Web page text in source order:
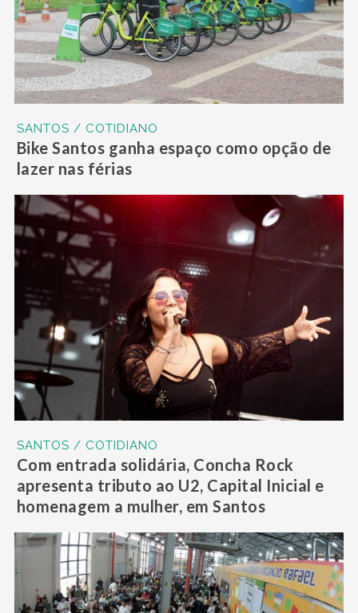
SANTOS / COTIDIANO
Bike Santos ganha espaço como opção de
lazer nas férias
SANTOS / COTIDIANO
Com entrada solidária, Concha Rock
apresenta tributo ao U2, Capital Inicial e
homenagem a mulher, em Santos